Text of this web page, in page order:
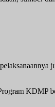
KDMP